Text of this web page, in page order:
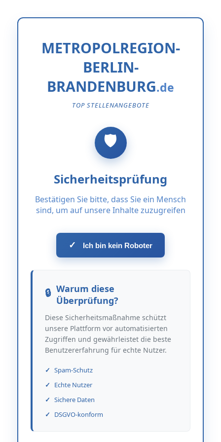
METROPOLREGION-
BERLIN-
BRANDENBURG
TOP STELLENANGEBOTE
Sicherheitsprüfung
Bestätigen Sie bitte, dass Sie ein Mensch
sind, um auf unsere Inhalte zuzugreifen
✓ Ich bin kein Roboter
Warum diese
Überprüfung?
Diese Sicherheitsmaßnahme schützt
unsere Plattform vor automatisierten
Zugriffen und gewährleistet die beste
Benutzererfahrung für echte Nutzer.
Spam-Schutz
Echte Nutzer
Sichere Daten
DSGVO-konform